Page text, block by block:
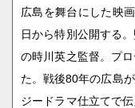
広島を舞台にした映
日から特別公開する
の時川英之監督。プ
た。戦後80年の広島
ジードラマ仕立てで